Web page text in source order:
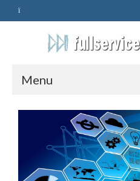
Menu
HOME
ASSISTENZA